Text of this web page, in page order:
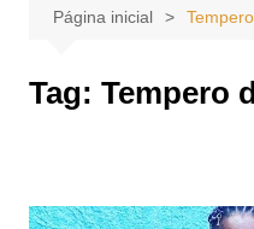
Página inicial
Tag: Tempero